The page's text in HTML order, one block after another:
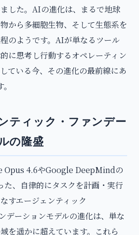
した。AIの進化は、まるで地球
から多細胞生物、そして生態系を
のようです。AIが単なるツール
に思考し行動するオペレーティン
ている今、その進化の最前線にあ
ティック・ファンデー
の隆盛
4.6やGoogle DeepMindの
、自律的にタスクを計画・実行
すエージェンティック
デーションモデルの進化は、単な
を遥かに超えています。これら